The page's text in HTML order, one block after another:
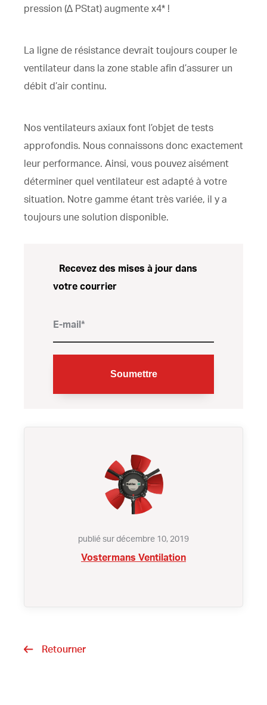
pression (∆ PStat) augmente x4* !
La ligne de résistance devrait toujours couper le
ventilateur dans la zone stable afin d’assurer un
débit d’air continu.
Nos ventilateurs axiaux font l’objet de tests
approfondis. Nous connaissons donc exactement
leur performance. Ainsi, vous pouvez aisément
déterminer quel ventilateur est adapté à votre
situation. Notre gamme étant très variée, il y a
toujours une solution disponible.
Recevez des mises à jour dans
votre courrier
publié sur décembre 10, 2019
Vostermans Ventilation
Retourner